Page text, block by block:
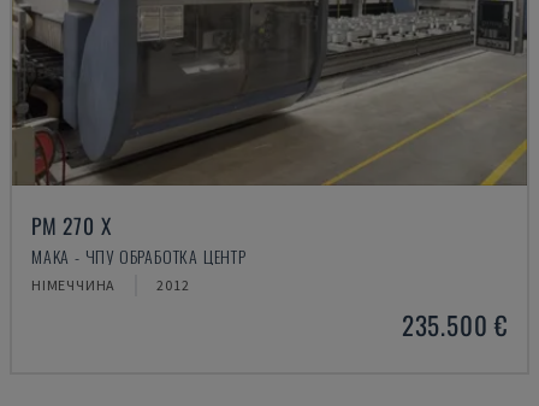
PM 270 X
MAKA - ЧПУ ОБРАБОТКА ЦЕНТР
НІМЕЧЧИНА 2012
235.500 €